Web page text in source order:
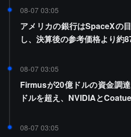
08-07 03:05
アメリカの銀行はSpaceXの
し、決算後の参考価格より約
08-07 03:05
Firmusが20億ドルの資金調
ドルを超え、NVIDIAと
08-07 03:05